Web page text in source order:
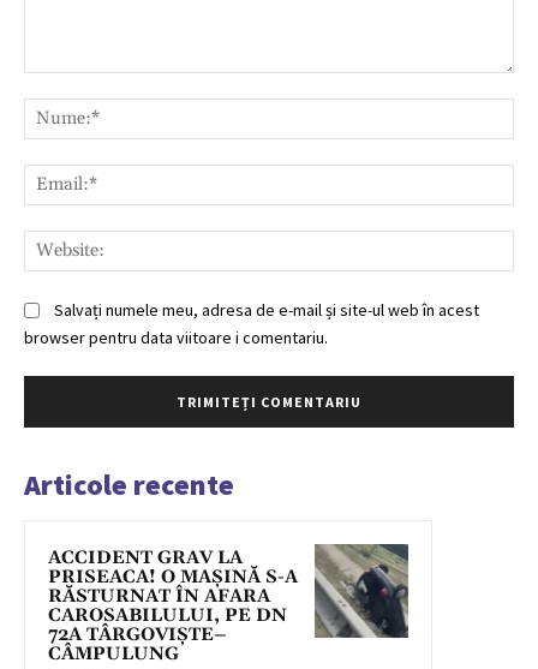
Salvați numele meu, adresa de e-mail și site-ul web în acest
browser pentru data viitoare i comentariu.
Articole recente
ACCIDENT GRAV LA
PRISEACA! O MAȘINĂ S-A
RĂSTURNAT ÎN AFARA
CAROSABILULUI, PE DN
72A TÂRGOVIȘTE–
CÂMPULUNG